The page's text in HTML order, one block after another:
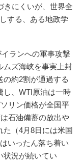
にくいが、世界全
する、ある地政学
ランへの軍事攻撃
ムズ海峡を事実上封
約2割が通過する
し、WTI原油は一時
リン価格が全国平
石油備蓄の放出や
た（4月8日には米国
いったん落ち着い
状況が続いてい